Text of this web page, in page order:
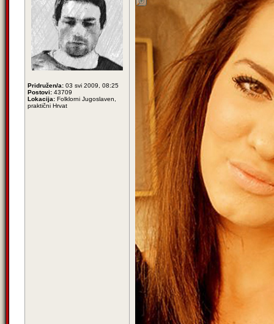
Pridružen/a: 03 svi 2009, 08:25
Postovi: 43709
Lokacija: Folklorni Jugoslaven,
praktični Hrvat